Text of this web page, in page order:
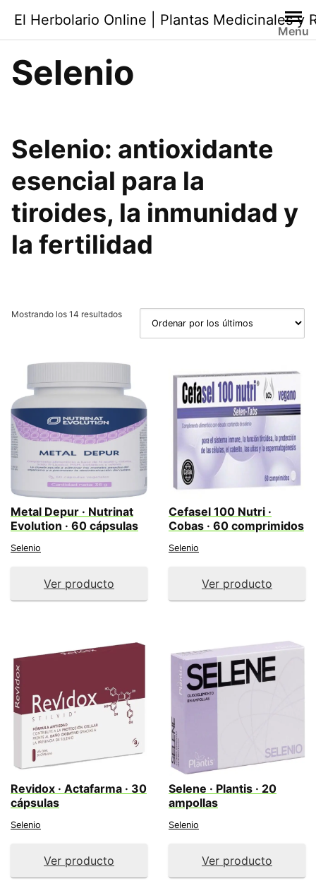
contenido
El Herbolario Online | Plantas Medicinales y
Menu
Selenio
Selenio: antioxidante
esencial para la
tiroides, la inmunidad y
la fertilidad
Mostrando los 14 resultadosOrdenado
Metal Depur · Nutrinat
Evolution · 60 cápsulas
Selenio
Ver producto
Cefasel 100 Nutri ·
Cobas · 60 comprimidos
Selenio
Ver producto
Revidox · Actafarma · 30
cápsulas
Selenio
Ver producto
Selene · Plantis · 20
ampollas
Selenio
Ver producto